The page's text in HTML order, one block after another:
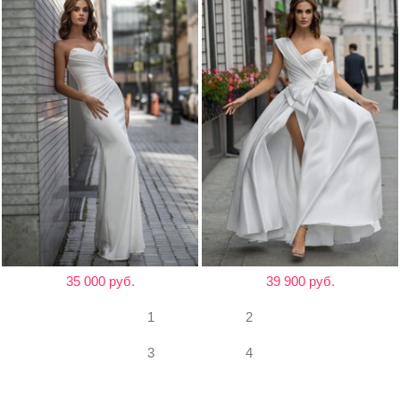
35 000 руб. 39 900 руб.
1 2
3 4